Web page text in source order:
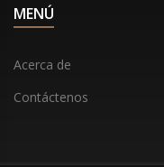
MENÚ
Acerca de
Contáctenos